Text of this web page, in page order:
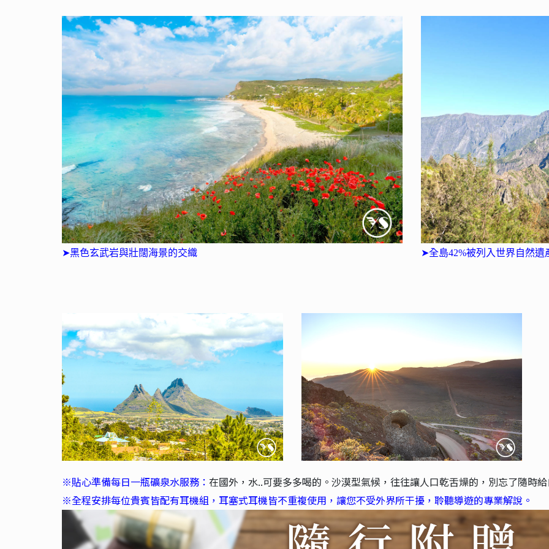
➤黑色玄武岩與壯闊海景的交織 ➤全島42%被列入世界自然遺
※貼心準備每日一瓶礦泉水服務： 在國外，水..可要多多喝的。沙漠型氣候，往往讓人口乾舌燥的，別忘了隨時
※全程安排每位貴賓皆配有耳機組，耳塞式耳機皆不重複使用，讓您不受外界所干擾，聆聽導遊的專業解說。